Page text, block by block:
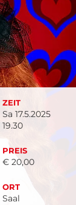
ZEIT
Sa 17.5.2025
19.30
PREIS
€ 20,00
ORT
Saal